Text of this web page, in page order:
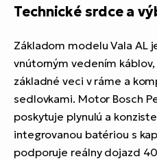
Technické srdce a
Základom modelu Vala AL
vnútorným vedením
základné veci v ráme a
sedlovkami. Motor Bosch
poskytuje plynulú a
integrovanou batériou s
podporuje reálny dojazd